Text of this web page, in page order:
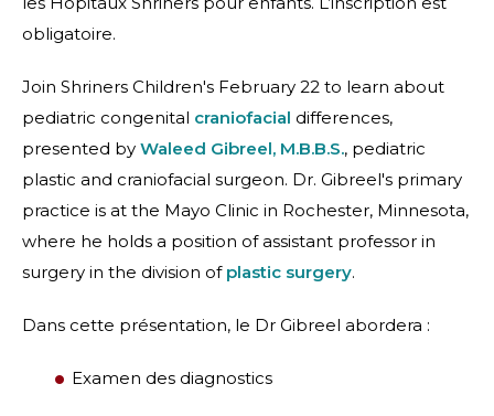
obligatoire.
Join Shriners Children's February 22 to learn about
pediatric congenital craniofacial differences,
presented by Waleed Gibreel, M.B.B.S., pediatric
plastic and craniofacial surgeon. Dr. Gibreel's primary
practice is at the Mayo Clinic in Rochester, Minnesota,
where he holds a position of assistant professor in
surgery in the division of plastic surgery.
Dans cette présentation, le Dr Gibreel abordera :
Examen des diagnostics